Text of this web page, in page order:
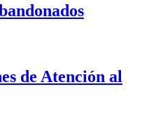
de Atención al